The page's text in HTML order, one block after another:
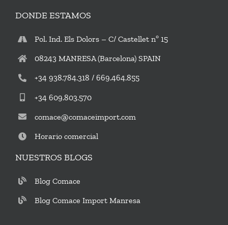
DONDE ESTAMOS
Pol. Ind. Els Dolors – C/ Castellet nº 15
08243 MANRESA (Barcelona) SPAIN
+34 938.784.318 / 669.464.855
+34 609.803.570
comace@comaceimport.com
Horario comercial
NUESTROS BLOGS
Blog Comace
Blog Comace Import Manresa